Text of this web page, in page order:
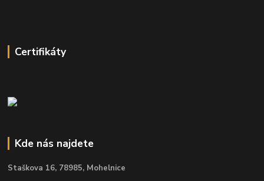
Certifikáty
Kde nás najdete
Staškova 16, 78985, Mohelnice